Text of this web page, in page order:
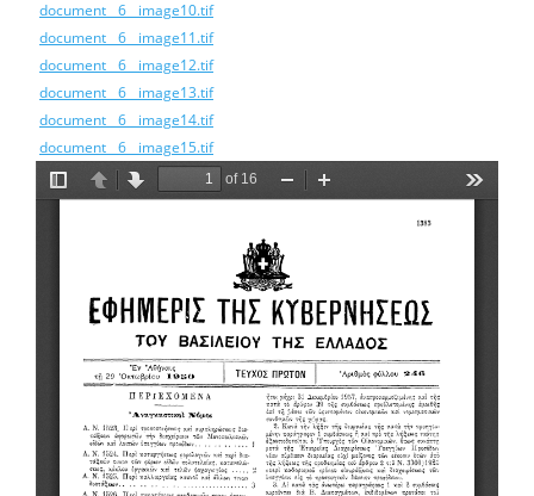
document__6__image10.tif
document__6__image11.tif
document__6__image12.tif
document__6__image13.tif
document__6__image14.tif
document__6__image15.tif